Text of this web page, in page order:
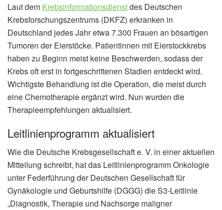
Laut dem Krebsinformationsdienstdes Deutschen
Krebsforschungszentrums (DKFZ) erkranken in
Deutschland jedes Jahr etwa 7.300 Frauen an bösartigen
Tumoren der Eierstöcke. Patientinnen mit Eierstockkrebs
haben zu Beginn meist keine Beschwerden, sodass der
Krebs oft erst in fortgeschrittenen Stadien entdeckt wird.
Wichtigste Behandlung ist die Operation, die meist durch
eine Chemotherapie ergänzt wird. Nun wurden die
Therapieempfehlungen aktualisiert.
Leitlinienprogramm aktualisiert
Wie die Deutsche Krebsgesellschaft e. V. in einer aktuellen
Mitteilung schreibt, hat das Leitlinienprogramm Onkologie
unter Federführung der Deutschen Gesellschaft für
Gynäkologie und Geburtshilfe (DGGG) die S3-Leitlinie
„Diagnostik, Therapie und Nachsorge maligner